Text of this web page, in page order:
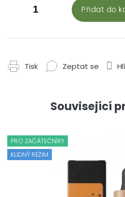
Přidat do
Tisk Zeptat se
Související
PRO ZAČÁTEČNÍKY
KLIDNÝ REŽIM